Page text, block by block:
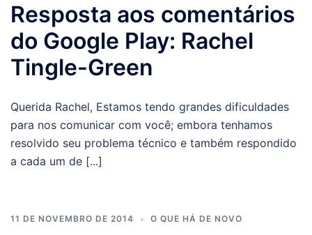
Resposta aos comentários
do Google Play: Rachel
Tingle-Green
Querida Rachel, Estamos tendo grandes dificuldades
para nos comunicar com você; embora tenhamos
resolvido seu problema técnico e também respondido
a cada um de [...]
11 DE NOVEMBRO DE 2014 O QUE HÁ DE NOVO